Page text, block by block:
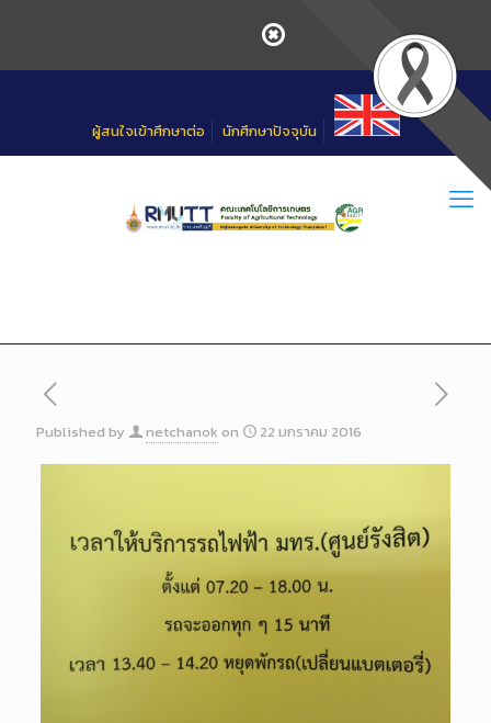
ผู้สนใจเข้าศึกษาต่อ นักศึกษาปัจจุบัน
Published by netchanok on 22 มกราคม 2016